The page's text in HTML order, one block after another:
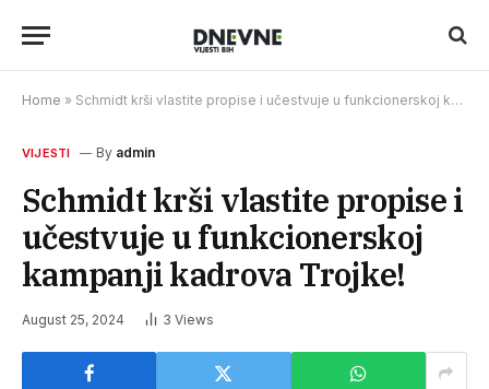
Home » Schmidt krši vlastite propise i učestvuje u funkcionerskoj kampanji kadrova Trojke!
VIJESTI By admin
Schmidt krši vlastite propise i
učestvuje u funkcionerskoj
kampanji kadrova Trojke!
August 25, 2024 3 Views